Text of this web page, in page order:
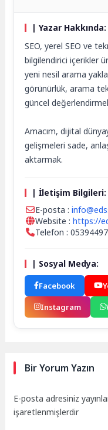
| Yazar Hakkında:
SEO, yerel SEO ve
bilgilendirici içerikler
yeni nesil arama
görünürlük, arama
güncel
Amacım, dijital
gelişmeleri sade,
aktarmak.
| İletişim Bilgileri:
E-posta :
Website :https://
Telefon :
| Sosyal Medya:
Facebook
Instagram
Bir Yorum Yazın
E-posta adresiniz
işaretlenmişlerdir